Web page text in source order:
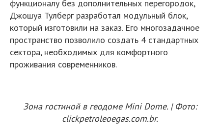
функционалу без дополнительных перегородок,
Джошуа Тулберг разработал модульный блок,
который изготовили на заказ. Его многозадачное
пространство позволило создать 4 стандартных
сектора, необходимых для комфортного
проживания современников.
Зона гостиной в геодоме Mini Dome. | Фото:
clickpetroleoegas.com.br.